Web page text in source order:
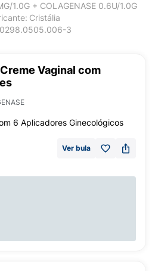
1.0G + COLAGENASE 0.6U/1.0G
Cristália
3
Vaginal com
6 Aplicadores Ginecológicos
Ver bula